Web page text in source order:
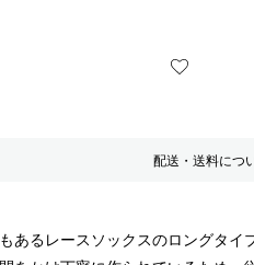
お気に
配送・送料につ
あるレースソックスのロングタイプ